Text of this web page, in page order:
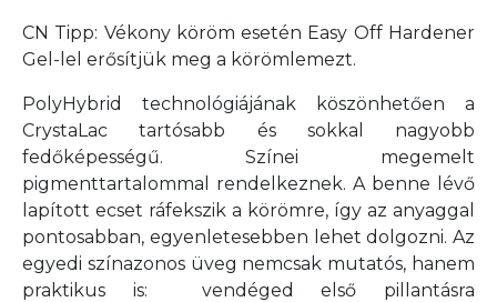
CN Tipp: Vékony köröm esetén Easy Off Hardener
Gel-lel erősítjük meg a körömlemezt.
PolyHybrid technológiájának köszönhetően a
CrystaLac tartósabb és sokkal nagyobb
fedőképességű. Színei megemelt
pigmenttartalommal rendelkeznek. A benne lévő
lapított ecset ráfekszik a körömre, így az anyaggal
pontosabban, egyenletesebben lehet dolgozni. Az
egyedi színazonos üveg nemcsak mutatós, hanem
praktikus is: vendéged első pillantásra